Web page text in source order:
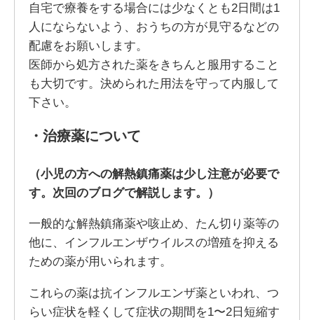
自宅で療養をする場合には少なくとも2日間は1
人にならないよう、おうちの方が見守るなどの
配慮をお願いします。
医師から処方された薬をきちんと服用すること
も大切です。決められた用法を守って内服して
下さい。
・治療薬について
（小児の方への解熱鎮痛薬は少し注意が必要で
す。次回のブログで解説します。）
一般的な解熱鎮痛薬や咳止め、たん切り薬等の
他に、インフルエンザウイルスの増殖を抑える
ための薬が用いられます。
これらの薬は抗インフルエンザ薬といわれ、つ
らい症状を軽くして症状の期間を1〜2日短縮す